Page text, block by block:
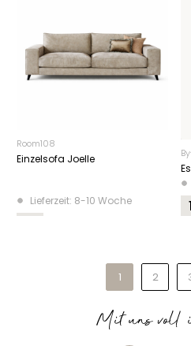
Room108
Einzelsofa Joelle
Lieferzeit: 8-10 Woche
1 2
Mit uns voll